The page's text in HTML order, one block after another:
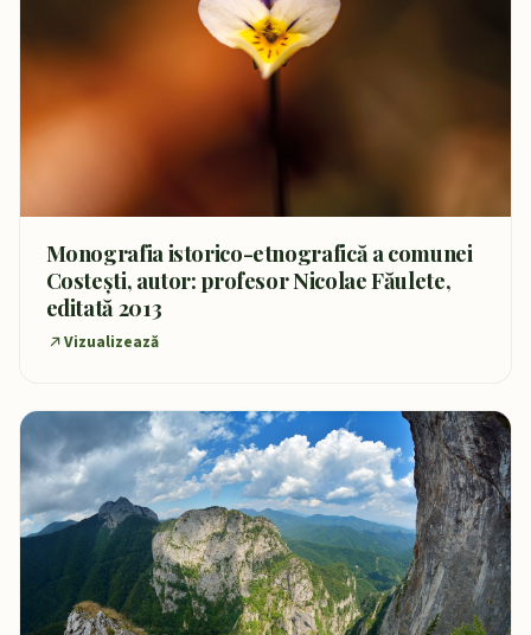
Monografia istorico-etnografică a comunei
Costești, autor: profesor Nicolae Făulete,
editată 2013
Vizualizează